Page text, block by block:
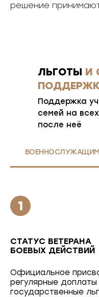
решение
ЛЬГОТЫ И
Поддержка
семей на
после неё
ВОЕННОСЛУЖАЩИМ
СТАТУС ВЕТЕРАНА
БОЕВЫХ ДЕЙСТВИЙ
Официальное
регулярные доплаты
государственные